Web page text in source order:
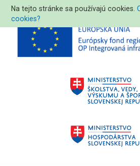
Na tejto stránke sa používajú cookies.
cookies?